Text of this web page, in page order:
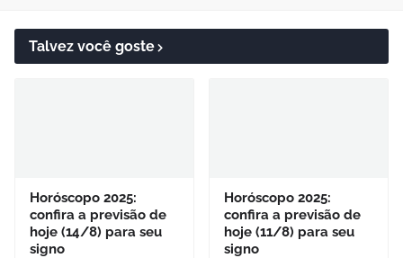
Talvez você goste
Horóscopo 2025:
confira a previsão de
hoje (14/8) para seu
signo
Horóscopo 2025:
confira a previsão de
hoje (11/8) para seu
signo